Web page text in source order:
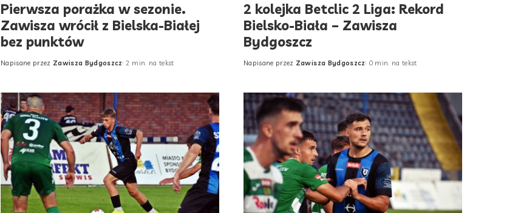
Pierwsza porażka w sezonie.
Zawisza wrócił z Bielska-Białej
bez punktów
Posted
Napisane przez Zawisza Bydgoszcz 2 min. na tekst
2 kolejka Betclic 2 Liga: Rekord
Bielsko-Biała – Zawisza
Bydgoszcz
Posted
Napisane przez Zawisza Bydgoszcz 0 min. na tekst